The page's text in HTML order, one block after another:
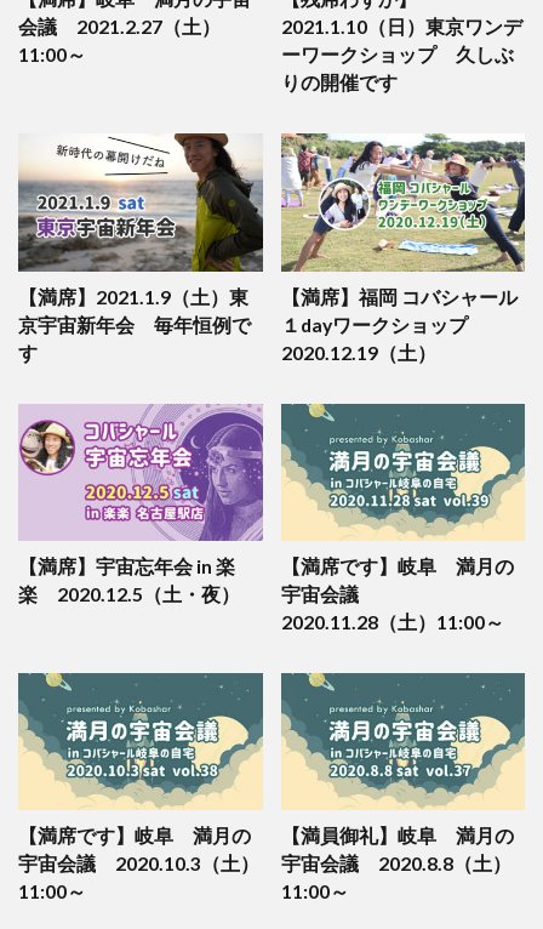
会議 2021.2.27（土）
11:00～
2021.1.10（日）東京ワンデ
ーワークショップ 久しぶ
りの開催です
【満席】2021.1.9（土）東
京宇宙新年会 毎年恒例で
す
【満席】福岡 コバシャール
１dayワークショップ
2020.12.19（土）
【満席】宇宙忘年会 in 楽
楽 2020.12.5（土・夜）
【満席です】岐阜 満月の
宇宙会議
2020.11.28（土）11:00～
【満席です】岐阜 満月の
宇宙会議 2020.10.3（土）
11:00～
【満員御礼】岐阜 満月の
宇宙会議 2020.8.8（土）
11:00～